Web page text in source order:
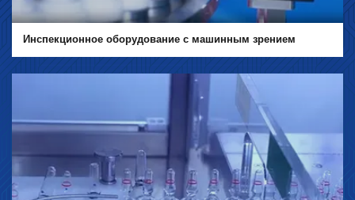
Инспекционное оборудование с машинным зрением